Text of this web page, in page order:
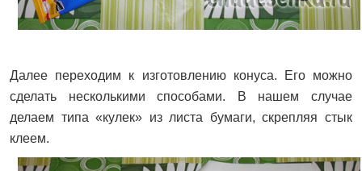
Далее переходим к изготовлению конуса. Его можно
сделать несколькими способами. В нашем случае
делаем типа «кулек» из листа бумаги, скрепляя стык
клеем.